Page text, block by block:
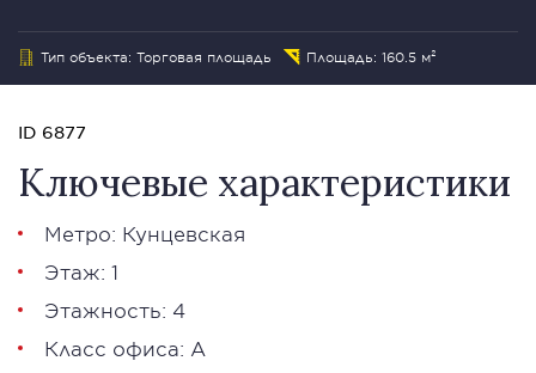
Тип объекта: Торговая площадь Площадь: 160.5 м²
ID 6877
Ключевые характеристики
Метро: Кунцевская
Этаж: 1
Этажность: 4
Класс офиса: А